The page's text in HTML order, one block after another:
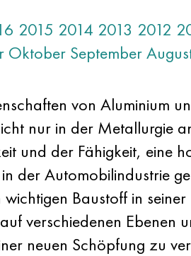
2015 2014 2013 2012
Oktober September
von Aluminium
nur in der Metallurgie
und der Fähigkeit, eine
der Automobilindustrie
Baustoff in
verschiedenen Ebenen
neuen Schöpfung zu